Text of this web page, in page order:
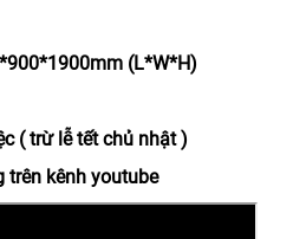
*900*1900mm (L*W*H)
( trừ lễ tết chủ nhật )
trên kênh youtube